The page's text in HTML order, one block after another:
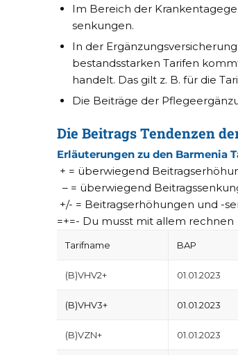
Im Bereich der
senkungen.
In der
bestandsstarken Tarifen
handelt. Das gilt z. B. für die
Die Beiträge der
Die Beitrags Tendenzen
Erläuterungen zu den Barmenia
+ = überwiegend
– = überwiegend
+/- = Beitragserhöhungen und -
=+=- Du musst mit allem rechnen
Tarifname BAP
(B)VHV2+ 01.01.2023
(B)VHV3+ 01.01.2023
(B)VZN+ 01.01.2023